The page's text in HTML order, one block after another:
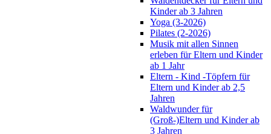
Kinder ab 3 Jahren
Yoga (3-2026)
Pilates (2-2026)
Musik mit allen Sinnen
erleben für Eltern und Kinder
ab 1 Jahr
Eltern - Kind -Töpfern für
Eltern und Kinder ab 2,5
Jahren
Waldwunder für
(Groß-)Eltern und Kinder ab
3 Jahren